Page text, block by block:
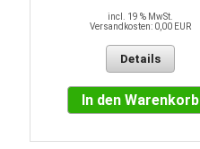
incl. 19 % MwSt.
Versandkosten: 0,00 EUR
Details
In den Warenkorb